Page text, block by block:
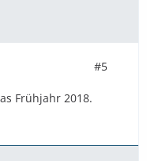
#5
Frühjahr 2018.